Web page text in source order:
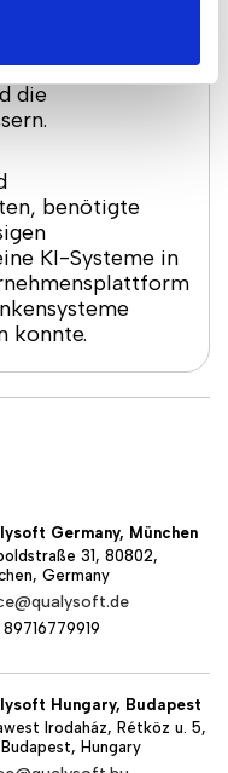
von Rechnungen
erkennen
um
die
benötigte
KI-Systeme in
konnte.
Germany, München
31, 80802,
Germany
Hungary, Budapest
Irodaház, Rétköz u. 5,
Budapest, Hungary